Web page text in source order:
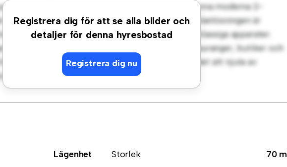
Registrera dig för att se alla bilder och
detaljer för denna hyresbostad
Registrera dig nu
urbana tillflyktsort på Allégatan 46B, Sunne! Denna moderna 2-
ett elegant och mysigt vardagsrum. Den öppna planlösningen är
och det eleganta köket är utrustat med förstklassiga apparater.
ligger du bara några steg från stadens bästa restauranger, butiker och
8 010 kr är denna lägenhet en fantastisk möjlighet att njuta av
bäst. Missa inte det – boka en visning idag!
Lägenhet Storlek
70